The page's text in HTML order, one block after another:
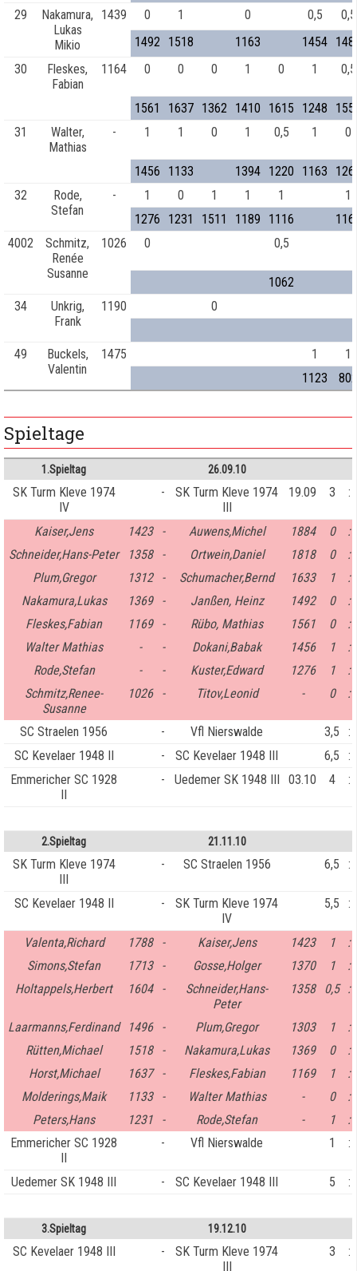
29
Nakamura,
Lukas
Mikio
1439 0 1 0 0,5
0,5
1492
1518 1163 1454
30
Fleskes,
Fabian
1164 0 0 0 1 0 1 0,5
1561 1637 1362 1410 1615 1248
31
Walter,
Mathias
- 1 1 0 1 0,5 1 0
1456 1133 1394 1220 1163
32
Rode,
Stefan
- 1 0 1 1 1
1
1276
1231 1511 1189 1116
4002
Schmitz,
Renée
Susanne
1026 0 0,5
1062
34
Unkrig,
Frank
1190 0
49
Buckels,
Valentin
1475 1
1
1123
802
Spieltage
1.Spieltag 26.09.10
SK Turm Kleve 1974
IV
-
SK Turm Kleve 1974
19.09 3 :
Kaiser,Jens 1423 - Auwens,Michel 1884 0
:
Schneider,Hans-Peter
1358 - Ortwein,Daniel 1818 0
:
Plum,Gregor
1312 - Schumacher,Bernd 1633 1
:
Nakamura,Lukas
1369 - Janßen, Heinz 1492 0
:
Fleskes,Fabian
1169 - Rübo, Mathias 1561 0
:
Walter Mathias
- - Dokani,Babak 1456 1
:
Rode,Stefan
- - Kuster,Edward 1276 1
:
Schmitz,Renee-
Susanne
1026 - Titov,Leonid - 0 :
SC Straelen 1956 - Vfl Nierswalde 3,5
:
SC Kevelaer 1948 II
- SC Kevelaer 1948 III 6,5
:
Emmericher SC 1928
- Uedemer SK 1948 III 03.10 4 :
2.Spieltag 21.11.10
SK Turm Kleve 1974
- SC Straelen 1956 6,5 :
SC Kevelaer 1948 II -
SK Turm Kleve 1974
IV
5,5 :
Valenta,Richard 1788 - Kaiser,Jens 1423 1
:
Simons,Stefan
1713 - Gosse,Holger 1370 1
:
Holtappels,Herbert
1604 -
Schneider,Hans-
Peter
1358 0,5 :
Laarmanns,Ferdinand 1496 - Plum,Gregor 1303 1
:
Rütten,Michael
1518 - Nakamura,Lukas 1369 0
:
Horst,Michael
1637 - Fleskes,Fabian 1169 1
:
Molderings,Maik
1133 - Walter Mathias - 0
:
Peters,Hans
1231 - Rode,Stefan - 1
:
Emmericher SC 1928
- Vfl Nierswalde 1 :
Uedemer SK 1948 III - SC Kevelaer 1948 III 5 :
3.Spieltag 19.12.10
SC Kevelaer 1948 III -
SK Turm Kleve 1974
3 :